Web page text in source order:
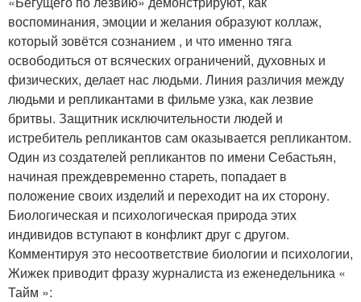
воспоминания, эмоции и желания образуют коллаж,
который зовётся сознанием , и что именно тяга
освободиться от всяческих ограничений, духовных и
физических, делает нас людьми. Линия различия между
людьми и репликантами в фильме узка, как лезвие
бритвы. Защитник исключительности людей и
истребитель репликантов сам оказывается репликантом.
Один из создателей репликантов по имени Себастьян,
начиная преждевременно стареть, попадает в
положение своих изделий и переходит на их сторону.
Биологическая и психологическая природа этих
индивидов вступают в конфликт друг с другом.
Комментируя это несоответствие биологии и психологии,
Жижек приводит фразу журналиста из еженедельника «
Тайм »: